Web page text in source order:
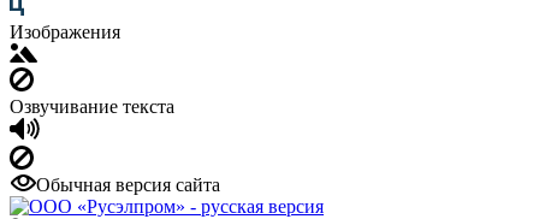
Изображения
Озвучивание текста
Обычная версия сайта